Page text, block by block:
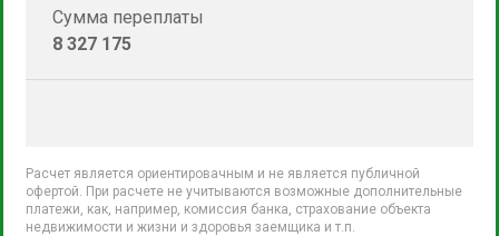
Сумма переплаты
8 327 175
Расчет является ориентировачным и не является публичной
офертой. При расчете не учитываются возможные дополнительные
платежи, как, например, комиссия банка, страхование объекта
недвижимости и жизни и здоровья заемщика и т.п.